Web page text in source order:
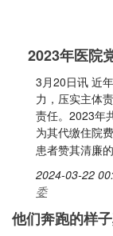
2023年医院
3月20日讯 近
力，压实主体
责任。2023年
为其代缴住院
患者赞其清廉
2024-03-22
委
他们奔跑的样子